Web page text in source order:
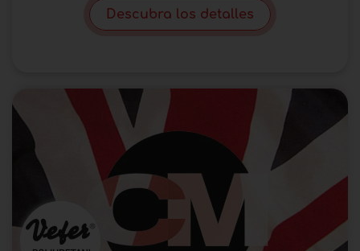
Descubra los detalles